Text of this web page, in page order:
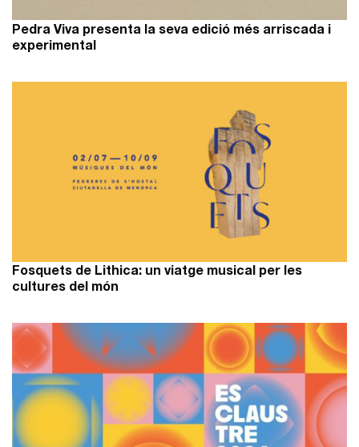
Pedra Viva presenta la seva edició més arriscada i
experimental
Fosquets de Lithica: un viatge musical per les
cultures del món